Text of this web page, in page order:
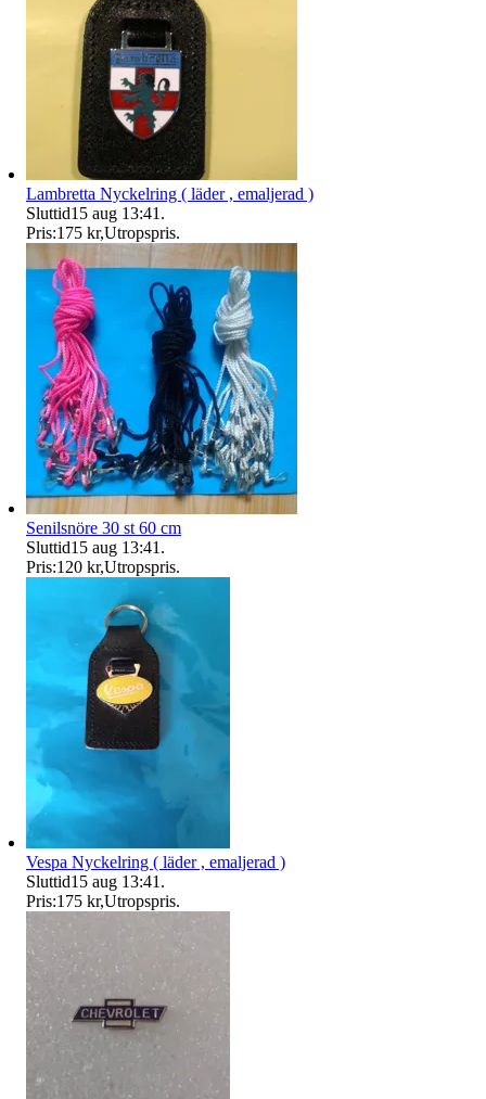
Lambretta Nyckelring ( läder , emaljerad )
Sluttid15 aug 13:41 .
Pris:175 kr,Utropspris.
Senilsnöre 30 st 60 cm
Sluttid15 aug 13:41 .
Pris:120 kr,Utropspris.
Vespa Nyckelring ( läder , emaljerad )
Sluttid15 aug 13:41 .
Pris:175 kr,Utropspris.